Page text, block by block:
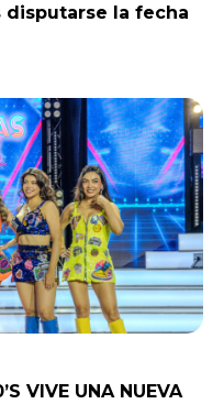
disputarse la fecha
VIVE UNA NUEVA